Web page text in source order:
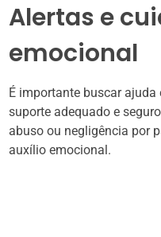
Alertas e
emocional
É importante buscar
suporte adequado e
abuso ou negligência por
auxílio emocional.